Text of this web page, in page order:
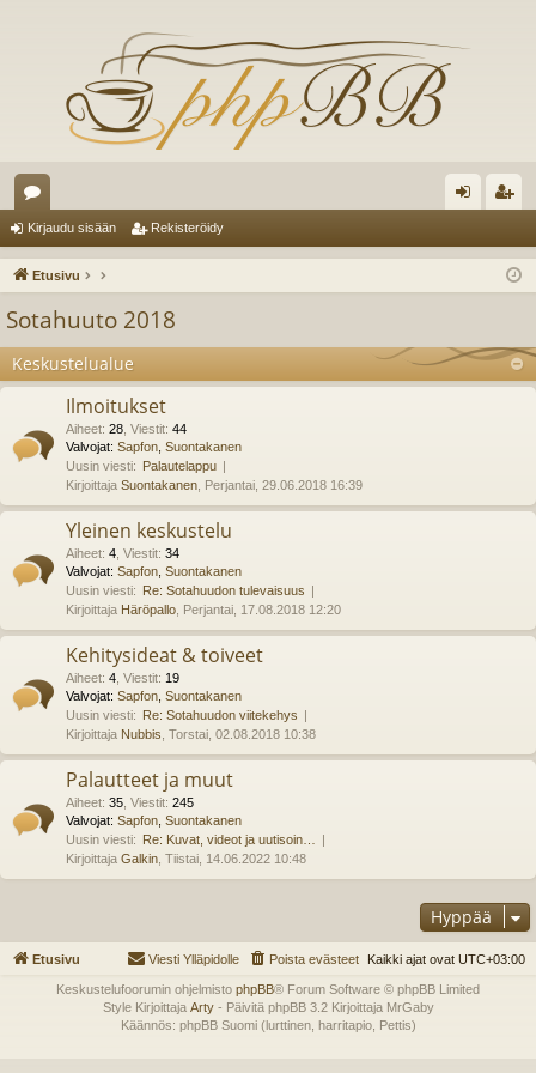
es
ku
ua
ee
au ist
dy
Kirjaudu sisään Rekisteröidy
Etusivu
Sotahuuto 2018
Keskustelualue
Ilmoitukset
Aiheet: 28 Viestit: 44
Valvojat: Sapfon Suontakanen
Uusin viesti: Palautelappu
Kirjoittaja Suontakanen , Perjantai, 29.06.2018 16:39
Yleinen keskustelu
Aiheet: 4 Viestit: 34
Valvojat: Sapfon Suontakanen
Uusin viesti: Re: Sotahuudon tulevaisuus
Kirjoittaja Häröpallo , Perjantai, 17.08.2018 12:20
Kehitysideat & toiveet
Aiheet: 4 Viestit: 19
Valvojat: Sapfon Suontakanen
Uusin viesti: Re: Sotahuudon viitekehys
Kirjoittaja Nubbis , Torstai, 02.08.2018 10:38
Palautteet ja muut
Aiheet: 35 Viestit: 245
Valvojat: Sapfon Suontakanen
Uusin viesti: Re: Kuvat, videot ja uutisoin…
Kirjoittaja Galkin , Tiistai, 14.06.2022 10:48
Hyppää
Etusivu Kaikki ajat ovat UTC+03:00
Poista evästeet
Viesti Ylläpidolle
Keskustelufoorumin ohjelmisto phpBB® Forum Software © phpBB Limited
Style Kirjoittaja Arty- Päivitä phpBB 3.2 Kirjoittaja MrGaby
Käännös: phpBB Suomi (lurttinen, harritapio, Pettis)